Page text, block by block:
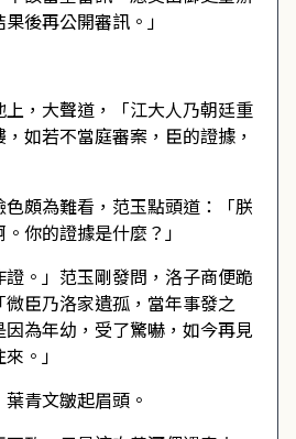
後再公開審訊。」
上，大聲道，「江大人乃朝廷重
如若不當庭審案，臣的證據，
頗為難看，范玉點頭道：「朕
你的證據是什麼？」
證。」范玉剛發問，洛子商便跪
臣乃洛家遺孤，當年事發之
為年幼，受了驚嚇，如今再見
。」
葉青文皺起眉頭。